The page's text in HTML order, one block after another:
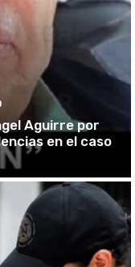
Aguirre por
en el caso